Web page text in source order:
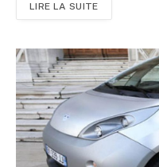
LIRE LA SUITE